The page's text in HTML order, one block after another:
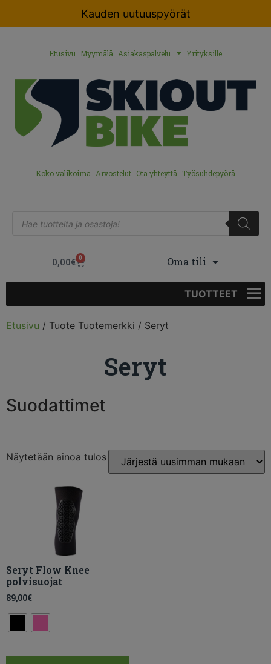
Kauden uutuuspyörät
Etusivu Myymälä Asiakaspalvelu Yrityksille
Koko valikoima Arvostelut Ota yhteyttä Työsuhdepyörä
0,00€ 0 Oma tili
TUOTTEET
Etusivu / Tuote Tuotemerkki / Seryt
Seryt
Suodattimet
Näytetään ainoa tulos
Seryt Flow Knee
polvisuojat
89,00€